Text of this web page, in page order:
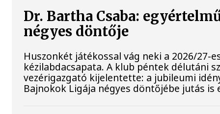
Dr. Bartha Csaba:
négyes döntője
Huszonkét játékossal vág neki a 2026/27-
kézilabdacsapata. A klub péntek délutáni
vezérigazgató kijelentette: a jubileumi
Bajnokok Ligája négyes döntőjébe jutás is